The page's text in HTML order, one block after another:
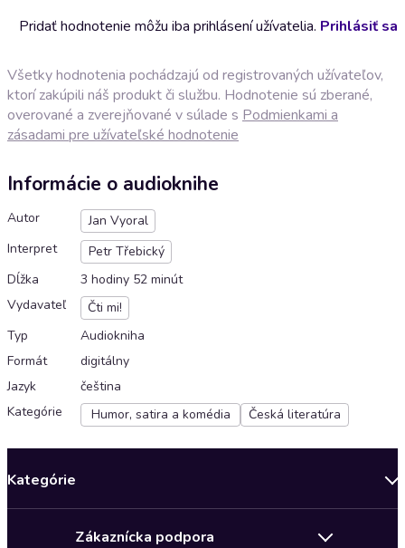
Pridať hodnotenie môžu iba prihlásení užívatelia. Prihlásiť sa
Všetky hodnotenia pochádzajú od registrovaných užívateľov,
ktorí zakúpili náš produkt či službu. Hodnotenie sú zberané,
overované a zverejňované v súlade s Podmienkami a
zásadami pre užívateľské hodnotenie
Informácie o audioknihe
Autor
Jan Vyoral
Interpret
Petr Třebický
Dĺžka
3 hodiny 52 minút
Vydavateľ
Čti mi!
Typ
Audiokniha
Formát
digitálny
Jazyk
čeština
Kategórie
Humor, satira a komédia Česká literatúra
Kategórie
Zákaznícka podpora